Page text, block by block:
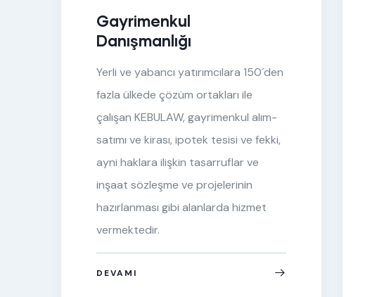
Gayrimenkul
Danışmanlığı
Yerli ve yabancı yatırımcılara 150´den
fazla ülkede çözüm ortakları ile
çalışan KEBULAW, gayrimenkul alım-
satımı ve kirası, ipotek tesisi ve fekki,
ayni haklara ilişkin tasarruflar ve
inşaat sözleşme ve projelerinin
hazırlanması gibi alanlarda hizmet
vermektedir.
DEVAMI